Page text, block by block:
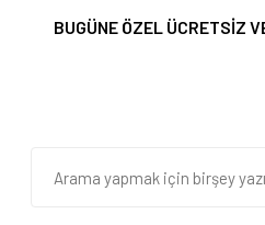
BUGÜNE ÖZEL ÜCRETSİZ